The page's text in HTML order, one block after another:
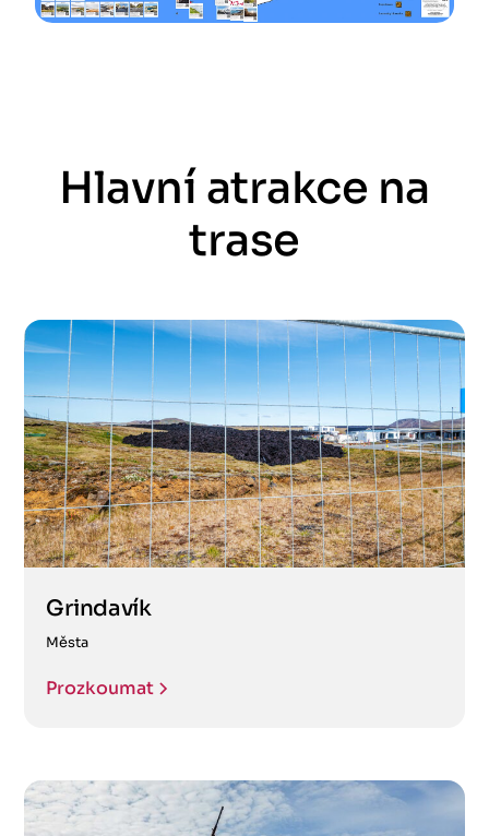
Hlavní atrakce na
trase
Grindavík
Města
Prozkoumat